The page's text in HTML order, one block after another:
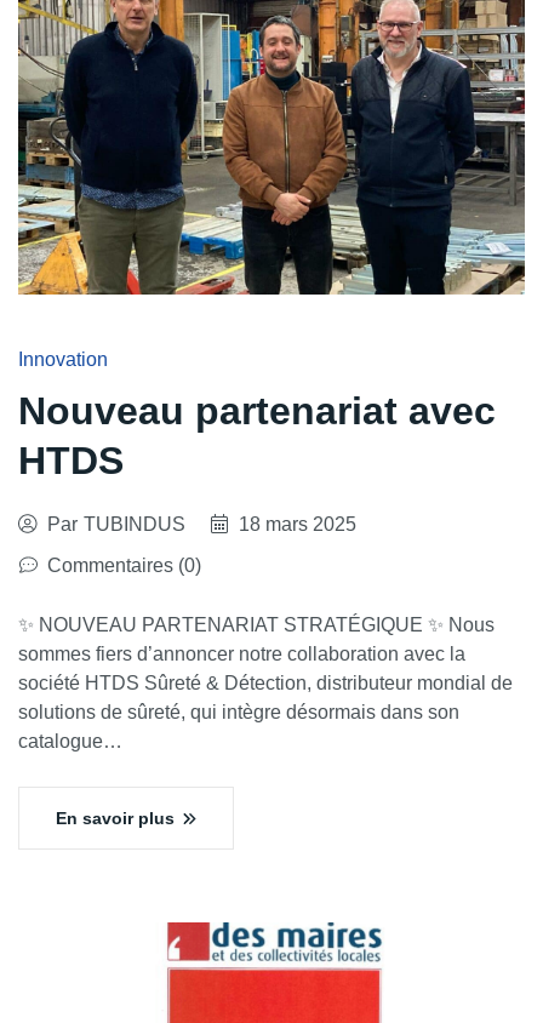
Innovation
Nouveau partenariat avec
HTDS
Par TUBINDUS
18 mars 2025
Commentaires (0)
✨ NOUVEAU PARTENARIAT STRATÉGIQUE ✨ Nous
sommes fiers d’annoncer notre collaboration avec la
société HTDS Sûreté & Détection, distributeur mondial de
solutions de sûreté, qui intègre désormais dans son
catalogue…
En savoir plus